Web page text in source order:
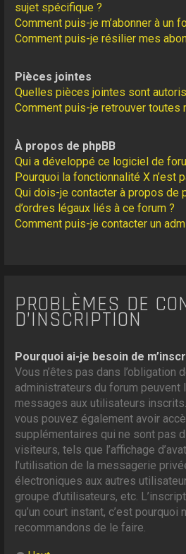
sujet spécifique ?
Comment puis-je m’abonner à un
Comment puis-je résilier mes
Pièces jointes
Quelles pièces jointes sont
Comment puis-je retrouver toutes
À propos de phpBB
Qui a développé ce logiciel de
Pourquoi la fonctionnalité X n’est
Qui dois-je contacter à propos de
d’ordres légaux liés à ce forum ?
Comment puis-je contacter un
PROBLÈMES DE
D’INSCRIPTION
Pourquoi ai-je besoin de
Vous n’êtes pas dans l’obligation
administrateurs du forum peuvent
messages aux utilisateurs
vous pouvez également avoir
supplémentaires qui ne sont pas
visiteurs, tels que l’affichage
l’utilisation de la messagerie
électroniques aux autres
groupe d’utilisateurs, etc.
qu’un court instant, c’est pourquoi
recommandons de le faire.